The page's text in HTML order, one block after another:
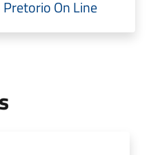
On Line